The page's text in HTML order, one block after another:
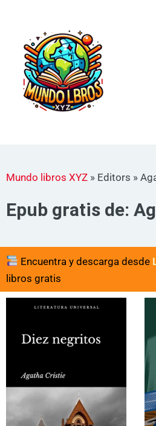
contenido
Mundo libros XYZ » Editors »
Epub gratis de:
Encuentra y descarga desde
libros gratis